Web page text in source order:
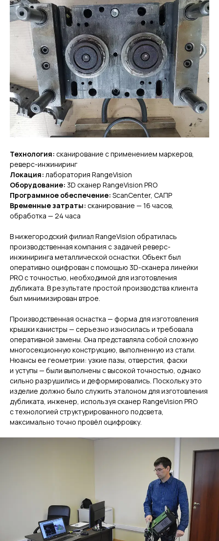
Технология: сканирование с применением маркеров,
реверс-инжиниринг
Локация: лаборатория RangeVision
Оборудование: 3D cканер RangeVision PRO
Программное обеспечение: ScanCenter, САПР
Временные затраты: сканирование — 16 часов,
обработка — 24 часа
В нижегородский филиал RangeVision обратилась
производственная компания с задачей реверс-
инжиниринга металлической оснастки. Объект был
оперативно оцифрован с помощью 3D-сканера линейки
PRO с точностью, необходимой для изготовления
дубликата. В результате простой производства клиента
был минимизирован втрое.
Производственная оснастка — форма для изготовления
крышки канистры — серьезно износилась и требовала
оперативной замены. Она представляла собой сложную
многосекционную конструкцию, выполненную из стали.
Нюансы ее геометрии: узкие пазы, отверстия, фаски
и уступы — были выполнены с высокой точностью, однако
сильно разрушились и деформировались. Поскольку это
изделие должно было служить эталоном для изготовления
дубликата, инженер, используя сканер RangeVision PRO
с технологией структурированного подсвета,
максимально точно провёл оцифровку.